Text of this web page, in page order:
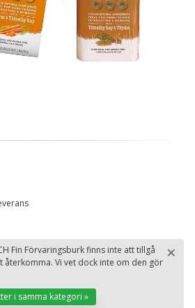
×
Fin Förvaringsburk finns inte att tillgå
återkomma. Vi vet dock inte om den gör
i samma kategori »